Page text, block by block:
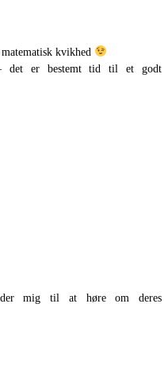
kvikhed
det er bestemt tid til et godt
mig til at høre om deres